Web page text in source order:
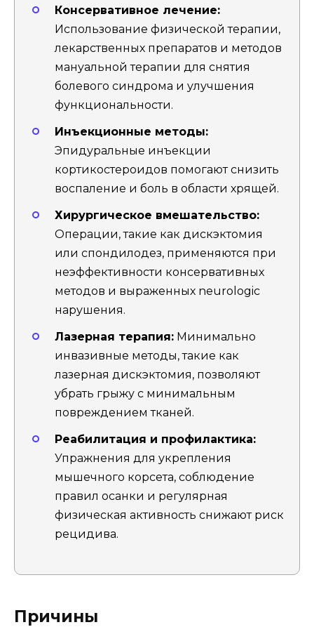
Консервативное лечение:
Использование физической терапии,
лекарственных препаратов и методов
мануальной терапии для снятия
болевого синдрома и улучшения
функциональности.
Инъекционные методы:
Эпидуральные инъекции
кортикостероидов помогают снизить
воспаление и боль в области хрящей.
Хирургическое вмешательство:
Операции, такие как дискэктомия
или спондилодез, применяются при
неэффективности консервативных
методов и выраженных neurologic
нарушения.
Лазерная терапия: Минимально
инвазивные методы, такие как
лазерная дискэктомия, позволяют
убрать грыжу с минимальным
повреждением тканей.
Реабилитация и профилактика:
Упражнения для укрепления
мышечного корсета, соблюдение
правил осанки и регулярная
физическая активность снижают риск
рецидива.
Причины